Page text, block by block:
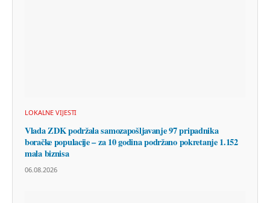
LOKALNE VIJESTI
Vlada ZDK podržala samozapošljavanje 97 pripadnika
boračke populacije – za 10 godina podržano pokretanje 1.152
mala biznisa
06.08.2026